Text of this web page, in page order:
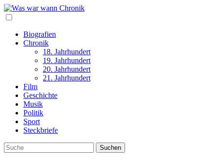
Biografien
Chronik
18. Jahrhundert
19. Jahrhundert
20. Jahrhundert
21. Jahrhundert
Film
Geschichte
Musik
Politik
Sport
Steckbriefe